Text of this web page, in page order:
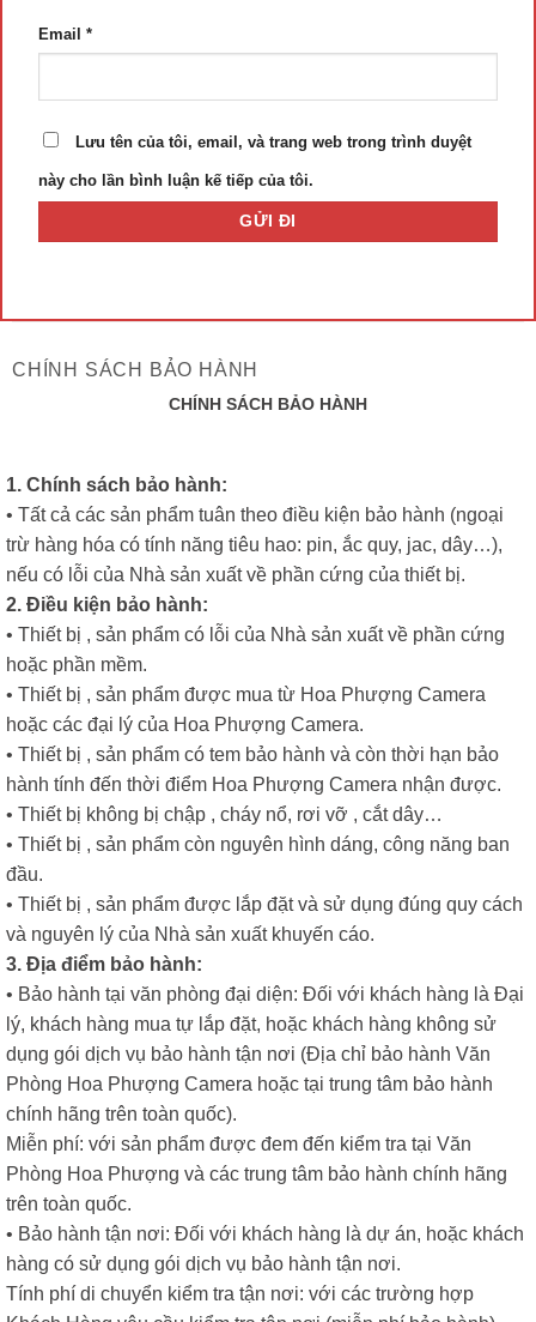
Email *
Lưu tên của tôi, email, và trang web trong trình duyệt
này cho lần bình luận kế tiếp của tôi.
CHÍNH SÁCH BẢO HÀNH
CHÍNH SÁCH BẢO HÀNH
1. Chính sách bảo hành:
• Tất cả các sản phẩm tuân theo điều kiện bảo hành (ngoại
trừ hàng hóa có tính năng tiêu hao: pin, ắc quy, jac, dây…),
nếu có lỗi của Nhà sản xuất về phần cứng của thiết bị.
2. Điều kiện bảo hành:
• Thiết bị , sản phẩm có lỗi của Nhà sản xuất về phần cứng
hoặc phần mềm.
• Thiết bị , sản phẩm được mua từ Hoa Phượng Camera
hoặc các đại lý của Hoa Phượng Camera.
• Thiết bị , sản phẩm có tem bảo hành và còn thời hạn bảo
hành tính đến thời điểm Hoa Phượng Camera nhận được.
• Thiết bị không bị chập , cháy nổ, rơi vỡ , cắt dây…
• Thiết bị , sản phẩm còn nguyên hình dáng, công năng ban
đầu.
• Thiết bị , sản phẩm được lắp đặt và sử dụng đúng quy cách
và nguyên lý của Nhà sản xuất khuyến cáo.
3. Địa điểm bảo hành:
• Bảo hành tại văn phòng đại diện: Đối với khách hàng là Đại
lý, khách hàng mua tự lắp đặt, hoặc khách hàng không sử
dụng gói dịch vụ bảo hành tận nơi (Địa chỉ bảo hành Văn
Phòng Hoa Phượng Camera hoặc tại trung tâm bảo hành
chính hãng trên toàn quốc).
Miễn phí: với sản phẩm được đem đến kiểm tra tại Văn
Phòng Hoa Phượng và các trung tâm bảo hành chính hãng
trên toàn quốc.
• Bảo hành tận nơi: Đối với khách hàng là dự án, hoặc khách
hàng có sử dụng gói dịch vụ bảo hành tận nơi.
Tính phí di chuyển kiểm tra tận nơi: với các trường hợp